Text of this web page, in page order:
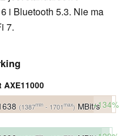
i Bluetooth 5.3. Nie ma
7.
(1387min - 1701max) MBit/s+134%